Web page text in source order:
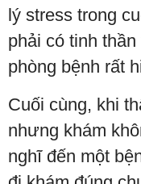
lý stress trong
phải có tinh
phòng bệnh rất
Cuối cùng, khi
nhưng khám
nghĩ đến một